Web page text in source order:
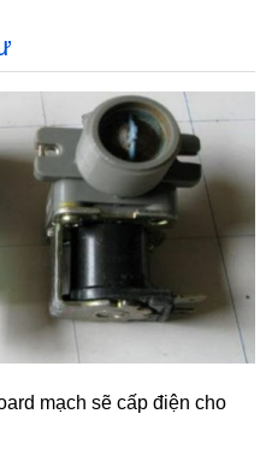
mạch sẽ cấp điện cho